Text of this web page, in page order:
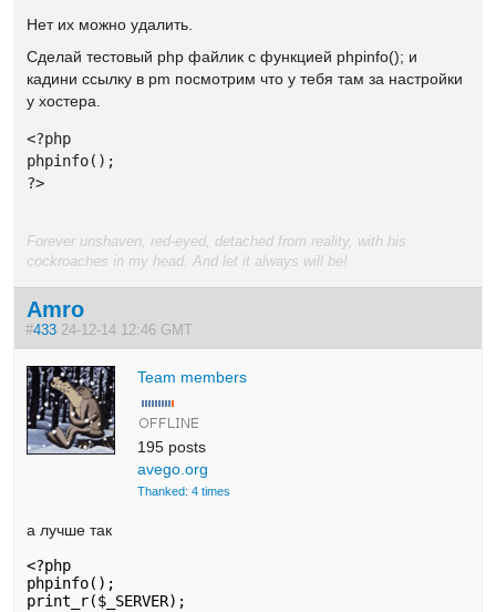
Нет их можно удалить.
Сделай тестовый php файлик c функцией phpinfo(); и
кадини ссылку в pm посмотрим что у тебя там за настройки
у хостера.
<?php
phpinfo();
?>
Forever unshaven, red-eyed, detached from reality, with his
cockroaches in my head. And let it always will be!
Amro
#433 24-12-14 12:46 GMT
Team members
195 posts
avego.org
Thanked: 4 times
а лучше так
<?php
phpinfo();
print_r($_SERVER);